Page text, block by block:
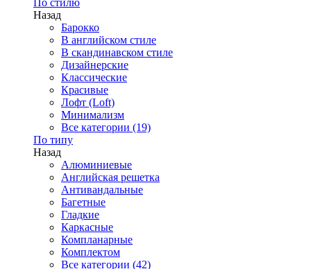
По стилю
Назад
Барокко
В английском стиле
В скандинавском стиле
Дизайнерские
Классические
Красивые
Лофт (Loft)
Минимализм
Все категории (19)
По типу
Назад
Алюминиевые
Английская решетка
Антивандальные
Багетные
Гладкие
Каркасные
Компланарные
Комплектом
Все категории (42)